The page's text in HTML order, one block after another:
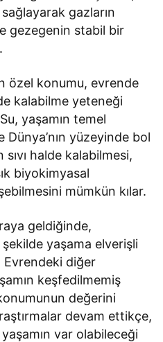
gazların
gezegenin stabil bir
özel konumu, evrende
kalabilme yeteneği
yaşamın temel
yüzeyinde bol
halde kalabilmesi,
biyokimyasal
mümkün kılar.
geldiğinde,
şekilde yaşama elverişli
Evrendeki diğer
keşfedilmemiş
değerini
devam ettikçe,
var olabileceği